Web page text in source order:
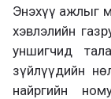
Энэхүү ажлыг
хэвлэлийн
уншигчид
зүйлүүдийн
найргийн